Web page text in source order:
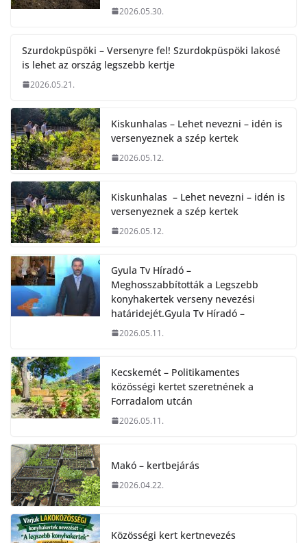
2026.05.30.
Szurdokpüspöki – Versenyre fel! Szurdokpüspöki lakosé
is lehet az ország legszebb kertje
2026.05.21.
Kiskunhalas – Lehet nevezni – idén is
versenyeznek a szép kertek
2026.05.12.
Kiskunhalas – Lehet nevezni – idén is
versenyeznek a szép kertek
2026.05.12.
Gyula Tv Híradó –
Meghosszabbították a Legszebb
konyhakertek verseny nevezési
határidejét.Gyula Tv Híradó –
2026.05.11.
Kecskemét – Politikamentes
közösségi kertet szeretnének a
Forradalom utcán
2026.05.11.
Makó – kertbejárás
2026.04.22.
Közösségi kert kertnevezés